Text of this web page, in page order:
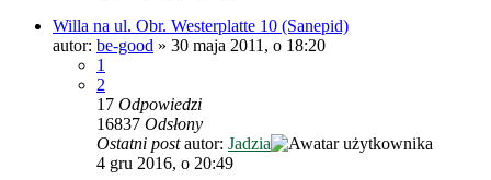
Willa na ul. Obr. Westerplatte 10 (Sanepid)
autor: be-good » 30 maja 2011, o 18:20
1
2
17 Odpowiedzi
16837 Odsłony
Ostatni postautor: Jadzia
4 gru 2016, o 20:49